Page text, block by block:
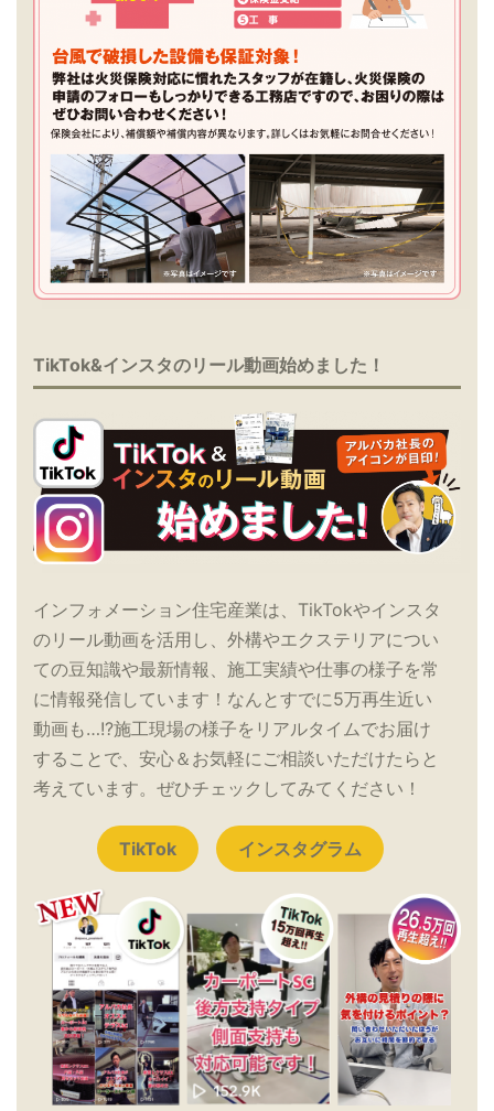
TikTok&インスタのリール動画始めました！
インフォメーション住宅産業は、TikTokやインスタ
のリール動画を活用し、外構やエクステリアについ
ての豆知識や最新情報、施工実績や仕事の様子を常
に情報発信しています！なんとすでに5万再生近い
動画も…!?施工現場の様子をリアルタイムでお届け
することで、安心＆お気軽にご相談いただけたらと
考えています。ぜひチェックしてみてください！
TikTok インスタグラム